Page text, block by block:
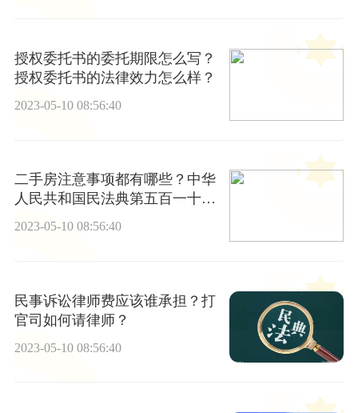
授权委托书的委托期限怎么写？
授权委托书的法律效力怎么样？
2023-05-10 08:56:40
二手房注意事项都有哪些？中华
人民共和国民法典第五百一十条
内容是什么？
2023-05-10 08:56:40
民事诉讼律师费应该谁承担？打
官司如何请律师？
2023-05-10 08:56:40